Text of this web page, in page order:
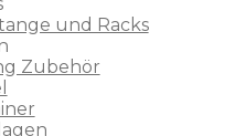
und Racks
Zubehör